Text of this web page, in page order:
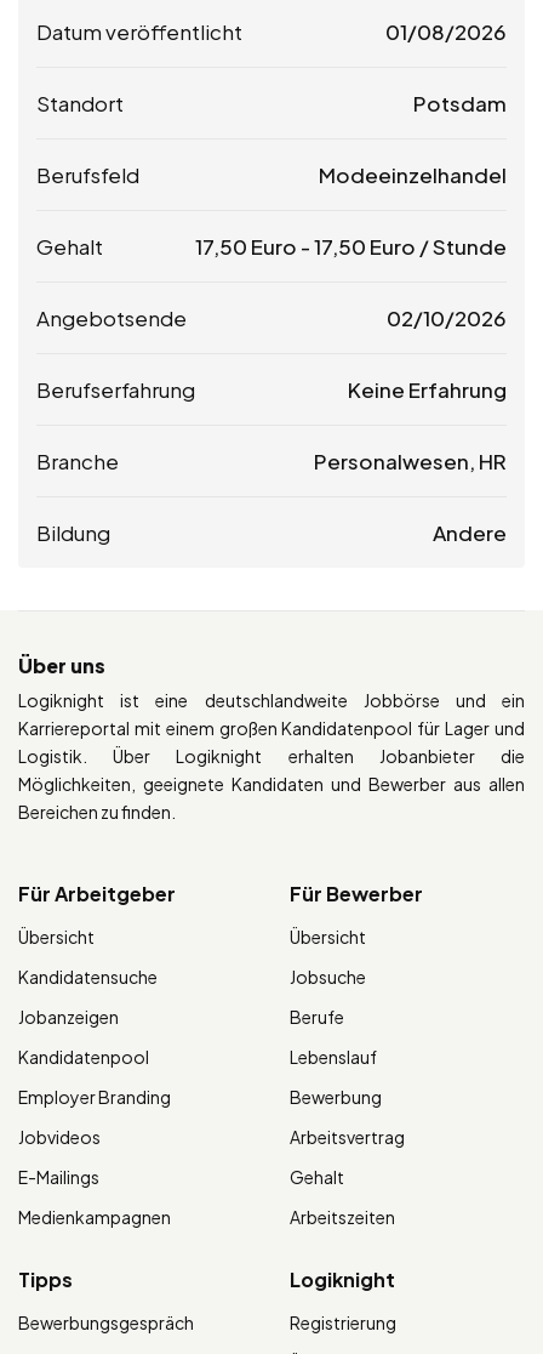
Datum veröffentlicht 01/08/2026
Standort Potsdam
Berufsfeld Modeeinzelhandel
Gehalt 17,50 Euro -17,50 Euro / Stunde
Angebotsende 02/10/2026
Berufserfahrung Keine Erfahrung
Branche Personalwesen, HR
Bildung Andere
Über uns
Logiknight ist eine deutschlandweite Jobbörse und ein
Karriereportal mit einem großen Kandidatenpool für Lager und
Logistik. Über Logiknight erhalten Jobanbieter die
Möglichkeiten, geeignete Kandidaten und Bewerber aus allen
Bereichen zu finden.
Für Arbeitgeber
Übersicht
Kandidatensuche
Jobanzeigen
Kandidatenpool
Employer Branding
Jobvideos
E-Mailings
Medienkampagnen
Für Bewerber
Übersicht
Jobsuche
Berufe
Lebenslauf
Bewerbung
Arbeitsvertrag
Gehalt
Arbeitszeiten
Tipps
Bewerbungsgespräch
Logiknight
Registrierung